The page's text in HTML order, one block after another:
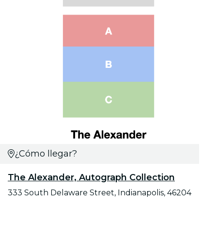
¿Cómo llegar?
The Alexander, Autograph Collection
333 South Delaware Street, Indianapolis, 46204